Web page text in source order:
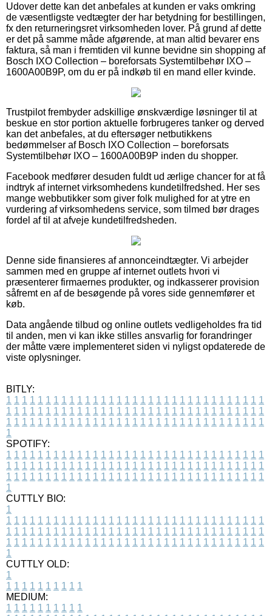
Udover dette kan det anbefales at kunden er vaks omkring
de væsentligste vedtægter der har betydning for bestillingen,
fx den returneringsret virksomheden lover. På grund af dette
er det på samme måde afgørende, at man altid bevarer ens
faktura, så man i fremtiden vil kunne bevidne sin shopping af
Bosch IXO Collection – boreforsats Systemtilbehør IXO –
1600A00B9P, om du er på indkøb til en mand eller kvinde.
Trustpilot frembyder adskillige ønskværdige løsninger til at
beskue en stor portion aktuelle forbrugeres tanker og derved
kan det anbefales, at du eftersøger netbutikkens
bedømmelser af Bosch IXO Collection – boreforsats
Systemtilbehør IXO – 1600A00B9P inden du shopper.
Facebook medfører desuden fuldt ud ærlige chancer for at få
indtryk af internet virksomhedens kundetilfredshed. Her ses
mange webbutikker som giver folk mulighed for at ytre en
vurdering af virksomhedens service, som tilmed bør drages
fordel af til at afveje kundetilfredsheden.
Denne side finansieres af annonceindtægter. Vi arbejder
sammen med en gruppe af internet outlets hvori vi
præsenterer firmaernes produkter, og indkasserer provision
såfremt en af de besøgende på vores side gennemfører et
køb.
Data angående tilbud og online outlets vedligeholdes fra tid
til anden, men vi kan ikke stilles ansvarlig for forandringer
der måtte være implementeret siden vi nyligst opdaterede de
viste oplysninger.
BITLY:
1 1 1 1 1 1 1 1 1 1 1 1 1 1 1 1 1 1 1 1 1 1 1 1 1 1 1 1 1 1 1 1 1
1 1 1 1 1 1 1 1 1 1 1 1 1 1 1 1 1 1 1 1 1 1 1 1 1 1 1 1 1 1 1 1 1
1 1 1 1 1 1 1 1 1 1 1 1 1 1 1 1 1 1 1 1 1 1 1 1 1 1 1 1 1 1 1 1 1
1
SPOTIFY:
1 1 1 1 1 1 1 1 1 1 1 1 1 1 1 1 1 1 1 1 1 1 1 1 1 1 1 1 1 1 1 1 1
1 1 1 1 1 1 1 1 1 1 1 1 1 1 1 1 1 1 1 1 1 1 1 1 1 1 1 1 1 1 1 1 1
1 1 1 1 1 1 1 1 1 1 1 1 1 1 1 1 1 1 1 1 1 1 1 1 1 1 1 1 1 1 1 1 1
1
CUTTLY BIO:
1
1 1 1 1 1 1 1 1 1 1 1 1 1 1 1 1 1 1 1 1 1 1 1 1 1 1 1 1 1 1 1 1 1
1 1 1 1 1 1 1 1 1 1 1 1 1 1 1 1 1 1 1 1 1 1 1 1 1 1 1 1 1 1 1 1 1
1 1 1 1 1 1 1 1 1 1 1 1 1 1 1 1 1 1 1 1 1 1 1 1 1 1 1 1 1 1 1 1 1
1
CUTTLY OLD:
1
1 1 1 1 1 1 1 1 1 1
MEDIUM:
1 1 1 1 1 1 1 1 1 1